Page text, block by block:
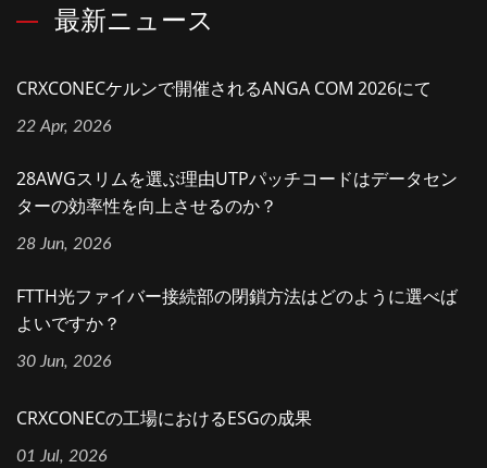
最新ニュース
CRXCONECケルンで開催されるANGA COM 2026にて
22 Apr, 2026
28AWGスリムを選ぶ理由UTPパッチコードはデータセン
ターの効率性を向上させるのか？
28 Jun, 2026
FTTH光ファイバー接続部の閉鎖方法はどのように選べば
よいですか？
30 Jun, 2026
CRXCONECの工場におけるESGの成果
01 Jul, 2026